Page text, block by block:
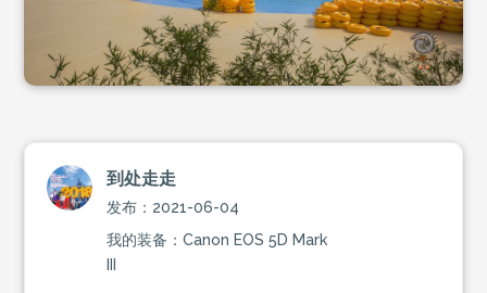
到处走走
发布：2021-06-04
我的装备：Canon EOS 5D Mark